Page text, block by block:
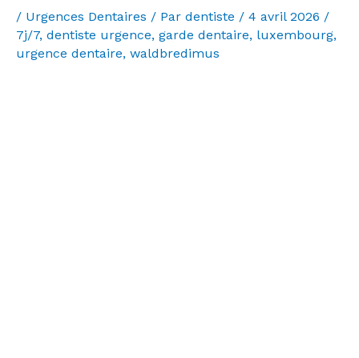
/ Urgences Dentaires / Par dentiste / 4 avril 2026 /
7j/7, dentiste urgence, garde dentaire, luxembourg,
urgence dentaire, waldbredimus